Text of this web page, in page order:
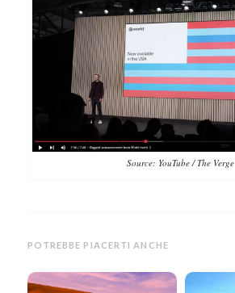
Source: YouTube / The Verge
POTREBBE PIACERTI ANCHE